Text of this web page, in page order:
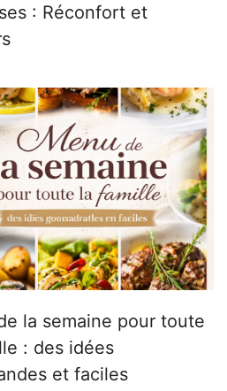
: Réconfort et
la semaine pour toute
: des idées
et faciles